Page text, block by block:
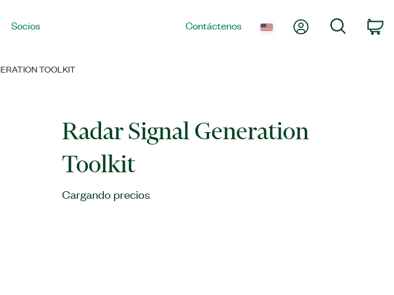
Socios Contáctenos Mi cuenta Búsqueda
TOOLKIT
Radar Signal Generation
Toolkit
Cargando precios